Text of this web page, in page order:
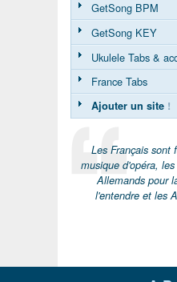
GetSong BPM
GetSong KEY
Ukulele Tabs &
France Tabs
Ajouter un site!
Les Français sont
musique d'opéra,
Allemands pour
l'entendre et les